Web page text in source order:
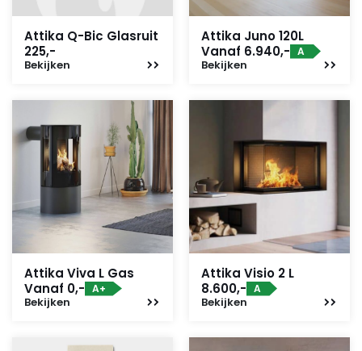
Attika Q-Bic Glasruit
225,-
Bekijken
Attika Juno 120L
Vanaf 6.940,- A
Bekijken
Attika Viva L Gas
Vanaf 0,- A+
Bekijken
Attika Visio 2 L
8.600,- A
Bekijken